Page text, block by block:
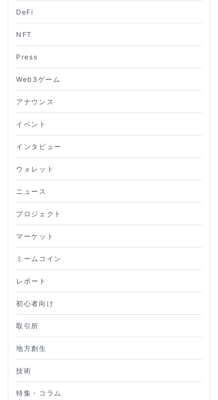
DeFi
NFT
Press
Web3ゲーム
アナウンス
イベント
インタビュー
ウォレット
ニュース
プロジェクト
マーケット
ミームコイン
レポート
初心者向け
取引所
地方創生
技術
特集・コラム